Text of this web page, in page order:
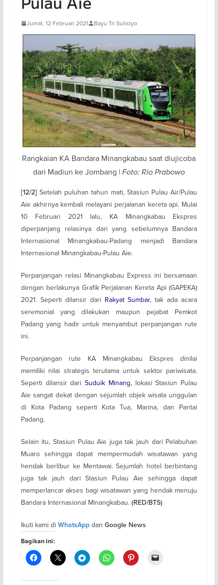
Jumat, 12 Februari 2021 Bayu Tri Sulistyo
Rangkaian KA Bandara Minangkabau saat diujicoba
dari Madiun ke Jombang | Foto: Rio Prabowo
[12/2] Setelah puluhan tahun mati, Stasiun Pulau Air/Pulau
Aie akhirnya kembali melayani perjalanan kereta api. Mulai
10 Februari 2021 lalu, KA Minangkabau Ekspres
diperpanjang relasinya dari yang sebelumnya Bandara
Internasional Minangkabau-Padang menjadi Bandara
Internasional Minangkabau-Pulau Aie.
Perpanjangan relasi Minangkabau Express ini bersamaan
dengan berlakunya Grafik Perjalanan Kereta Api (GAPEKA)
2021. Seperti dilansir dari Rakyat Sumbar, tak ada acara
seremonial yang dilakukan maupun pejabat Pemkot
Padang yang hadir untuk menyambut perpanjangan rute
ini.
Perpanjangan rute KA Minangkabau Ekspres dinilai
memiliki nilai strategis terutama untuk sektor pariwisata.
Seperti dilansir dariSuduik Minang, lokasi Stasiun Pulau
Aie sangat dekat dengan sejumlah objek wisata unggulan
di Kota Padang seperti Kota Tua, Marina, dan Pantai
Padang.
Selain itu, Stasiun Pulau Aie juga tak jauh dari Pelabuhan
Muaro sehingga dapat mempermudah wisatawan yang
hendak berlibur ke Mentawai. Sejumlah hotel berbintang
juga tak jauh dari Stasiun Pulau Aie sehingga dapat
memperlancar akses bagi wisatawan yang hendak menuju
Bandara Internasional Minangkabau. (RED/BTS)
Ikuti kami di WhatsAppdan Google News
Bagikan ini: